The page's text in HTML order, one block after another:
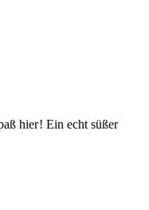
hier! Ein echt süßer